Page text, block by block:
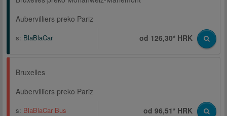
Aubervilliers preko Pariz
s: BlaBlaCar od 126,30* HRK
Bruxelles
Aubervilliers preko Pariz
s: BlaBlaCar Bus od 96,51* HRK